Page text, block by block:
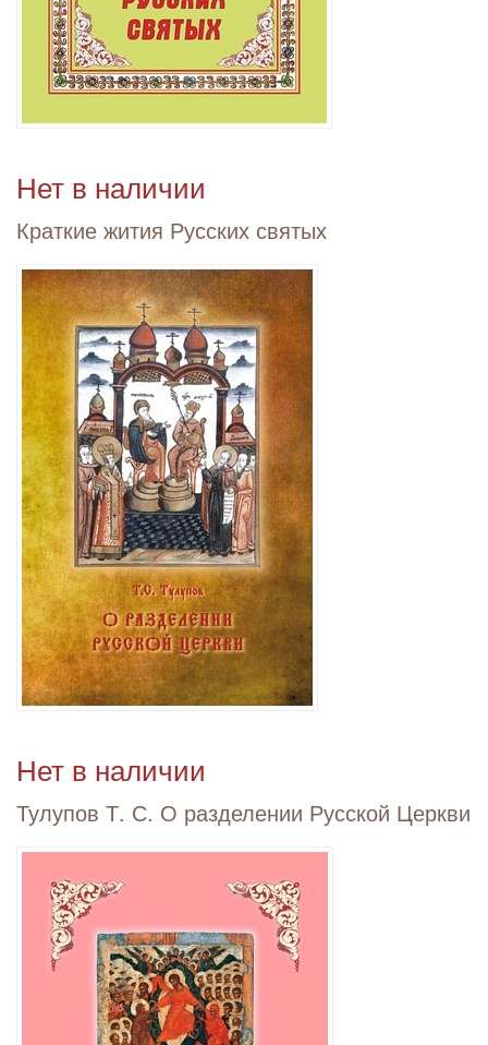
Нет в наличии
Краткие жития Русских святых
Нет в наличии
Тулупов Т. С. О разделении Русской Церкви